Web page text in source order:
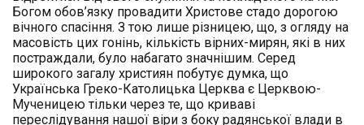
Богом обов’язку провадити Христове стадо дорогою
вічного спасіння. З тою лише різницею, що, з огляду на
масовість цих гонінь, кількість вірних-мирян, які в них
постраждали, було набагато значнішим. Серед
широкого загалу християн побутує думка, що
Українська Греко-Католицька Церква є Церквою-
Мученицею тільки через те, що криваві
переслідування нашої віри з боку радянської влади в